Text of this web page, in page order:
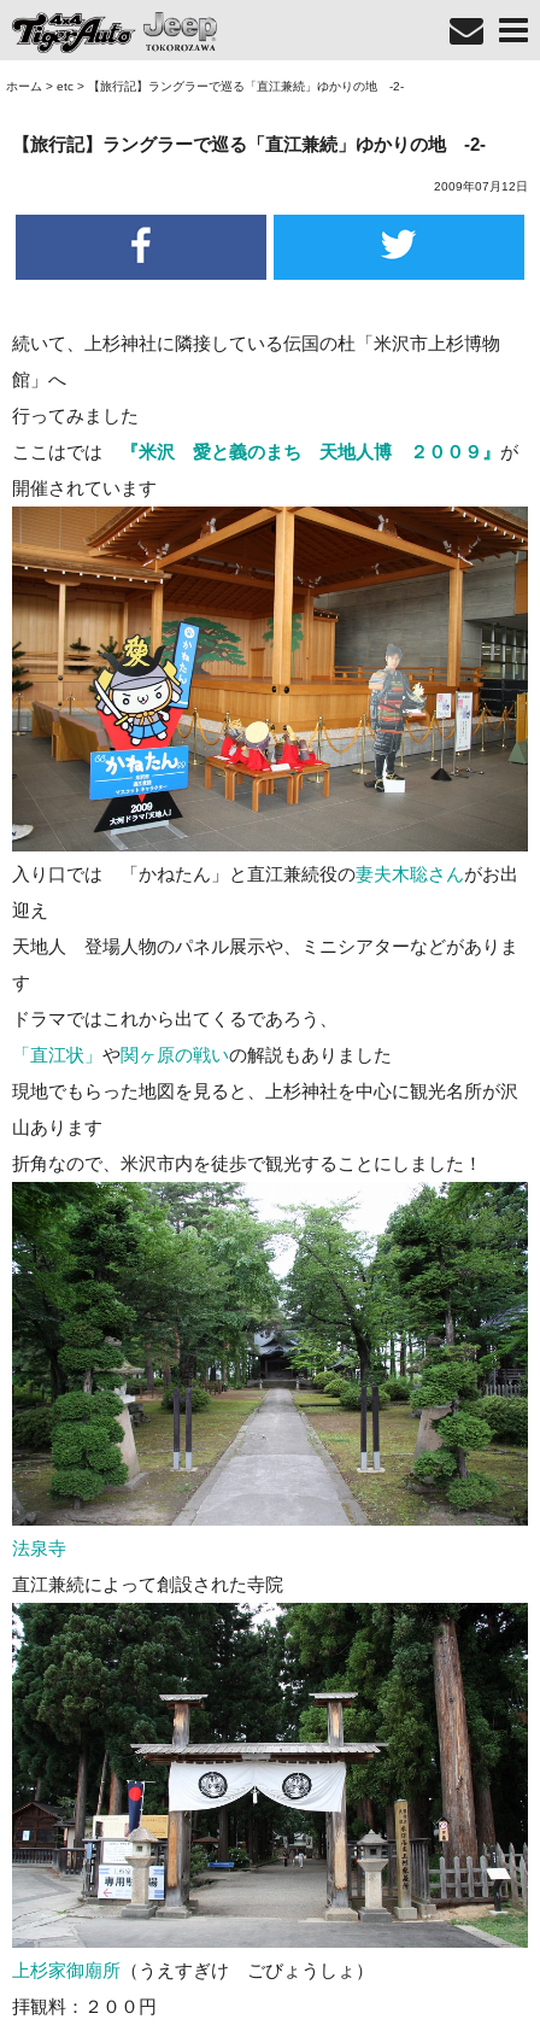
ホーム > etc > 【旅行記】ラングラーで巡る「直江兼続」ゆかりの地 -2-
【旅行記】ラングラーで巡る「直江兼続」ゆかりの地 -2-
2009年07月12日
続いて、上杉神社に隣接している伝国の杜「米沢市上杉博物
館」へ
行ってみました
ここはでは
『米沢 愛と義のまち 天地人博 ２００９』 が
開催されています
入り口では 「かねたん」と直江兼続役の妻夫木聡さんがお出
迎え
天地人 登場人物のパネル展示や、ミニシアターなどがありま
す
ドラマではこれから出てくるであろう、
「直江状」 や関ヶ原の戦いの解説もありました
現地でもらった地図を見ると、上杉神社を中心に観光名所が沢
山あります
折角なので、米沢市内を徒歩で観光することにしました！
法泉寺
直江兼続によって創設された寺院
上杉家御廟所 （うえすぎけ ごびょうしょ）
拝観料：２００円